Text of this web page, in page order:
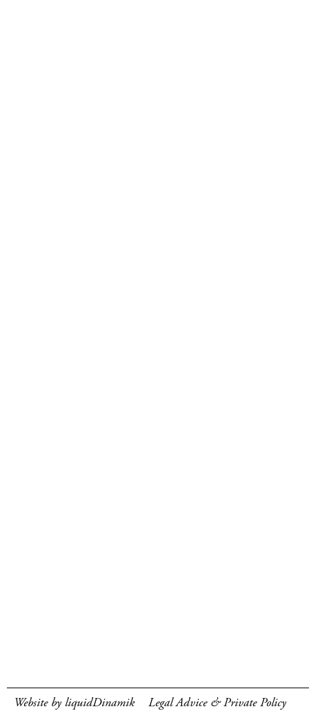
Website by liquidDinamik Legal Advice & Private Policy